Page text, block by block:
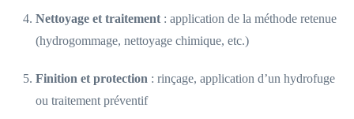
Nettoyage et traitement : application de la méthode retenue
(hydrogommage, nettoyage chimique, etc.)
Finition et protection : rinçage, application d’un hydrofuge
ou traitement préventif